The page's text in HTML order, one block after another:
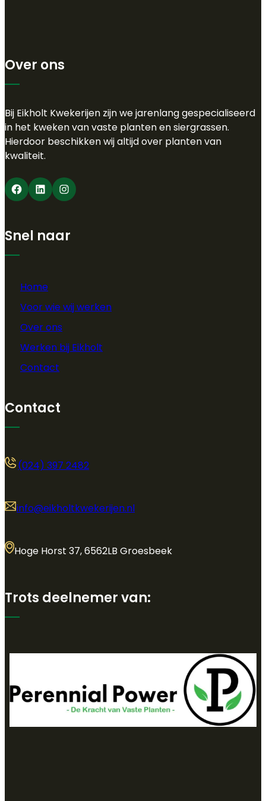
Over ons
Bij Eikholt Kwekerijen zijn we jarenlang gespecialiseerd
in het kweken van vaste planten en siergrassen.
Hierdoor beschikken wij altijd over planten van
kwaliteit.
Facebook LinkedIn Instagram
Snel naar
Home
Voor wie wij werken
Over ons
Werken bij Eikholt
Contact
Contact
(024) 397 2482
info@eikholtkwekerijen.nl
Hoge Horst 37, 6562LB Groesbeek
Trots deelnemer van: